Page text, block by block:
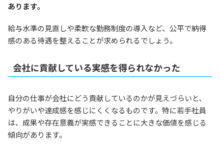
あります。
給与水準の見直しや柔軟な勤務制度の導入など、公平で納得
感のある待遇を整えることが求められるでしょう。
会社に貢献している実感を得られなかった
自分の仕事が会社にどう貢献しているのかが見えづらいと、
やりがいや達成感を感じにくくなるものです。特に若手社員
は、成果や存在意義が実感できることに大きな価値を感じる
傾向があります。